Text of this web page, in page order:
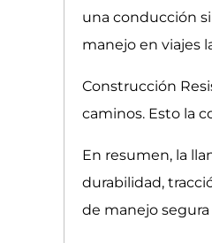
una conducción
manejo en viajes
Construcción
caminos. Esto la
En resumen, la
durabilidad,
de manejo segura